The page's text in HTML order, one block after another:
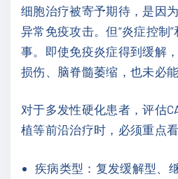
细胞治疗被寄予期待，是因
异常免疫攻击。但“炎症控制”
事。即使免疫炎症得到缓解
损伤、脑脊髓萎缩，也未必能
对于多发性硬化患者，评估
植等前沿治疗时，必须重点看
疾病类型：复发缓解型、